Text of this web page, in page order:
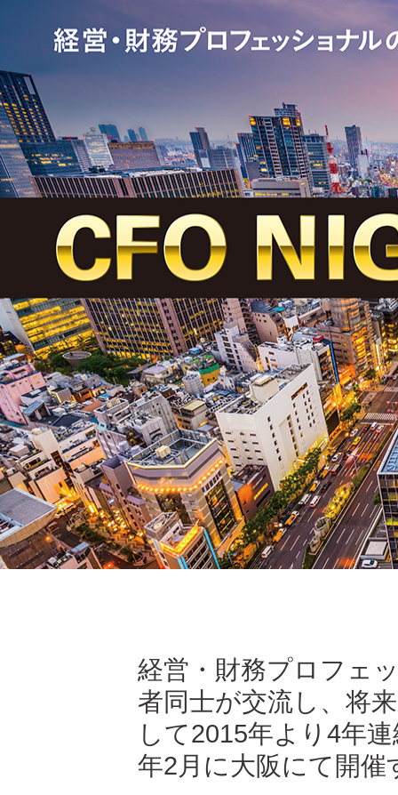
経営・財務プロフェ
者同士が交流し、将
して2015年より4年
年2月に大阪にて開